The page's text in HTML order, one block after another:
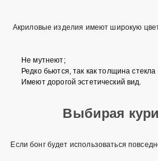
Акриловые изделия имеют широкую
Не мутнеют;
Редко бьются, так как толщина
Имеют дорогой эстетический вид.
Выбирая
Если бонг будет использоваться